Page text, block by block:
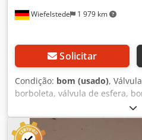
Wiefelstede 1 979 km
Solicitar
Condição: bom (usado),
borboleta, válvula de esfera,
bloqueio, registro deslizante -
bar -Preço: por unidade -
1,1 kg Djdpjb A S Hbjfx Akqskr